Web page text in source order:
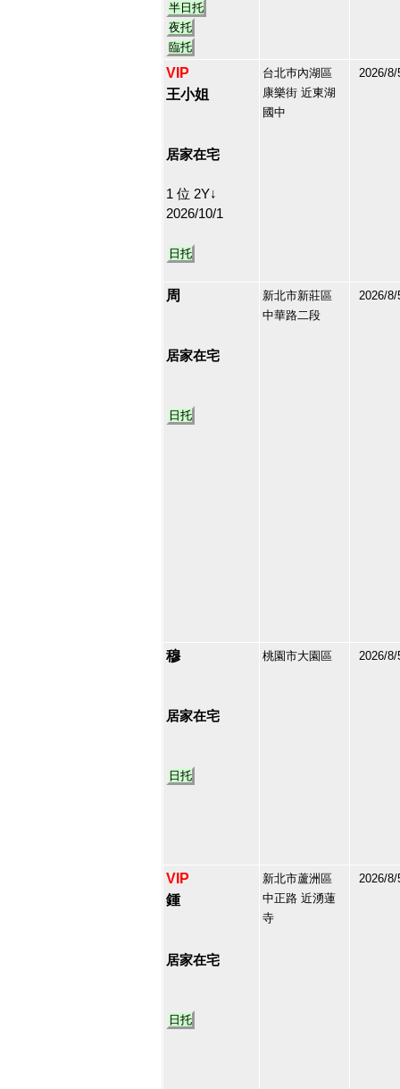
半日托
夜托
臨托
VIP
王小姐
居家在宅
1 位 2Y↓
2026/10/1
日托
台北巿內湖區
康樂街 近東湖
國中
2026/8/
周
居家在宅
日托
新北市新莊區
中華路二段
2026/8/
穆
居家在宅
日托
桃園市大園區 2026/8/
VIP
鍾
居家在宅
日托
新北市蘆洲區
中正路 近湧蓮
寺
2026/8/